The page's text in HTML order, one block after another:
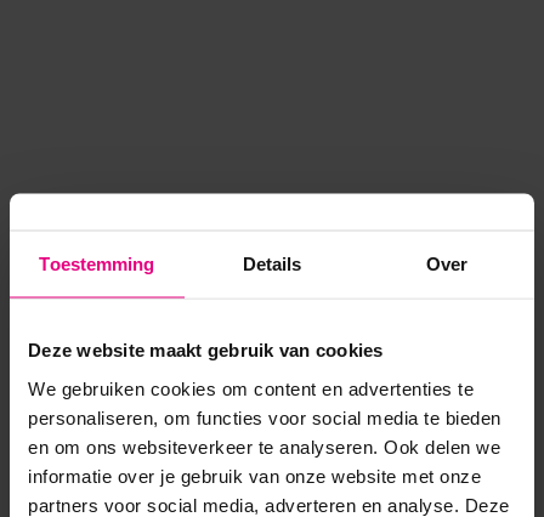
Toestemming Details Over
Deze website maakt gebruik van cookies
We gebruiken cookies om content en advertenties te
personaliseren, om functies voor social media te bieden
en om ons websiteverkeer te analyseren. Ook delen we
informatie over je gebruik van onze website met onze
partners voor social media, adverteren en analyse. Deze
Application error: a client-side exception has occurred while